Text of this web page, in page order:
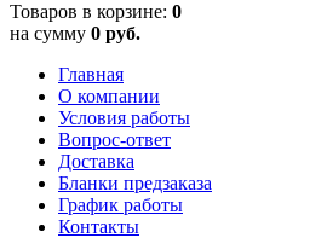
Товаров в корзине: 0
на сумму 0 руб.
Главная
О компании
Условия работы
Вопрос-ответ
Доставка
Бланки предзаказа
График работы
Контакты